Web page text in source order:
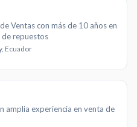
Ventas con más de 10 años en
repuestos
Ecuador
amplia experiencia en venta de